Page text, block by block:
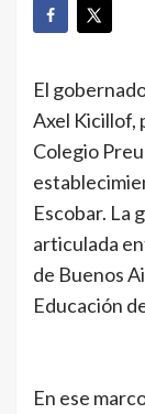
El
Axel Kicillof,
Colegio
Escobar. La
articulada
de Buenos
Educación
En ese